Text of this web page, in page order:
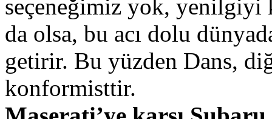
seçeneğimiz yok, yenilgiyi
da olsa, bu acı dolu
getirir. Bu yüzden Dans,
konformisttir.